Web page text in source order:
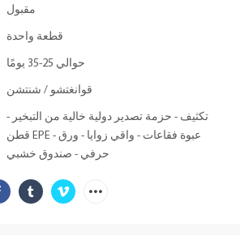
مقبول
قطعة واحدة
حوالي 25-35 يومًا
قوانغتشو / شنتشن
تكثيف - حزمة تصدير دولية خالية من التبخير -
قطن EPE - عبوة فقاعات - واقي زوايا - ورق
حرفي - صندوق خشبي